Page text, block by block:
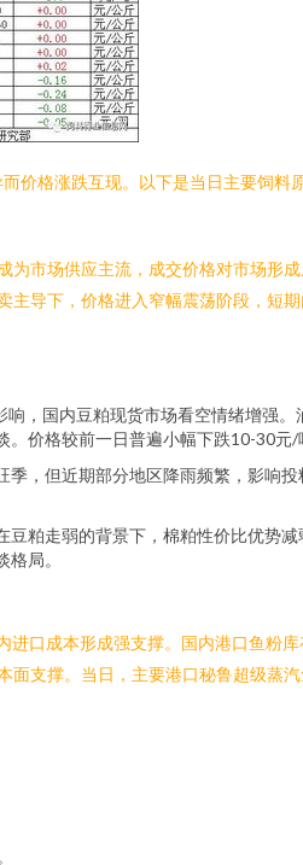
格涨跌互现。以下是当日主要饲料
市场供应主流，成交价格对市场形
导下，价格进入窄幅震荡阶段，短
，国内豆粕现货市场看空情绪增强
价格较前一日普遍小幅下跌10-30元/
，但近期部分地区降雨频繁，影响
粕走弱的背景下，棉粕性价比优势
局。
口成本形成强支撑。国内港口鱼粉
支撑。当日，主要港口秘鲁超级蒸